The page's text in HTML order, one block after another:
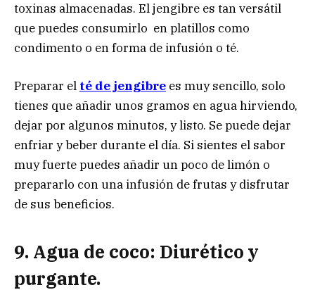
toxinas almacenadas. El jengibre es tan versátil
que puedes consumirlo en platillos como
condimento o en forma de infusión o té.
Preparar el té de jengibre es muy sencillo, solo
tienes que añadir unos gramos en agua hirviendo,
dejar por algunos minutos, y listo. Se puede dejar
enfriar y beber durante el día. Si sientes el sabor
muy fuerte puedes añadir un poco de limón o
prepararlo con una infusión de frutas y disfrutar
de sus beneficios.
9. Agua de coco: Diurético y
purgante.